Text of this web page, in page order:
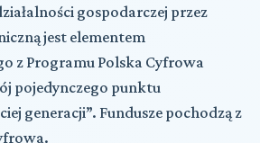
gospodarczej przez
jest elementem
z Programu Polska Cyfrowa
pojedynczego punktu
generacji”. Fundusze pochodzą z